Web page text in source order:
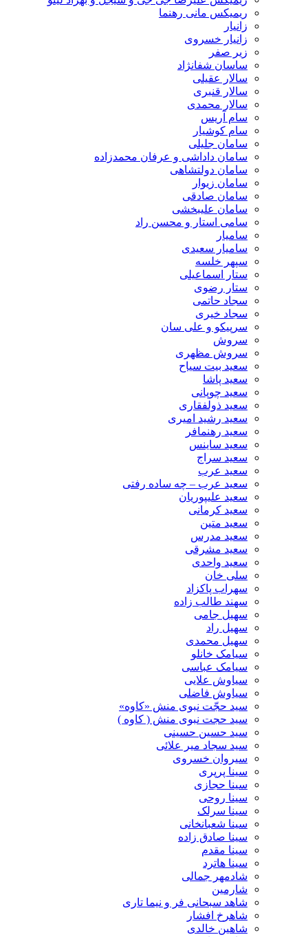
ریمیکس مانی رهنما
زانیار
زانیار خسروی
زیر صفر
ساسان شفانژاد
سالار عقیلی
سالار قنبری
سالار محمدی
سام آریس
سام کوشیار
سامان جلیلی
سامان داداشی و عرفان محمدزاده
سامان دولتشاهی
سامان زیوار
سامان صادقی
سامان علیبخشی
سامی استار و محسن راد
سامیار
سامیار سعیدی
سپهر خلسه
ستار اسماعیلی
ستار رضوی
سجاد حاتمی
سجاد خیری
سرپیکو و علی سان
سروش
سروش مظهری
سعید بیت سیاح
سعید پاشا
سعید چوپانی
سعید ذولفقاری
سعید رشید امیری
سعید رهنمافر
سعید ساینس
سعید سراج
سعید عرب
سعید عرب – چه ساده رفتی
سعید علیپوریان
سعید کرمانی
سعید متین
سعید مدرس
سعید مشرقی
سعید واحدی
سلی خان
سهراب پاکزاد
سهند طالب زاده
سهیل جامی
سهیل راد
سهیل محمدی
سیامک خانلو
سیامک عباسی
سیاوش علایی
سیاوش فاضلی
سید حجّت نبوی منش «کاوه»
سید حجت نبوی منش ( کاوه )
سید حسین حسینى
سید سجاد میر علائی
سیروان خسروی
سینا پرپری
سینا حجازی
سینا روحی
سینا سرلک
سینا شعبانخانی
سینا صادق زاده
سینا مقدم
سینا هاترد
شادمهر جمالی
شارمین
شاهد سبحانی فر و نیما تاری
شاهرخ افشار
شاهین خالدی